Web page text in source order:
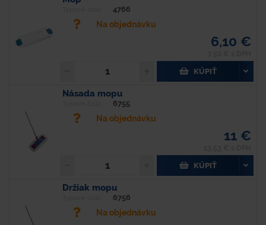
4766
Na objednávku
6,10 €
KÚPIŤ
Násada mopu
6755
Na objednávku
11 €
KÚPIŤ
Držiak mopu
6756
Na objednávku